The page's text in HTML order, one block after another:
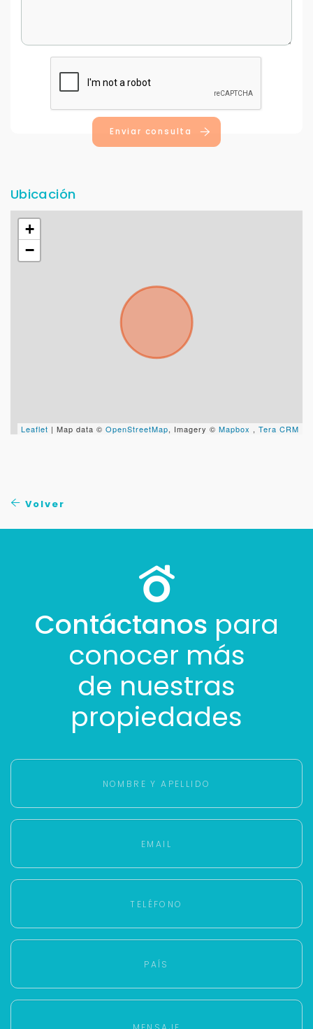
Enviar consulta
Ubicación
+
−
Leaflet | Map data © OpenStreetMap, Imagery © Mapbox , Tera CRM
Volver
Contáctanos para
conocer más
de nuestras
propiedades